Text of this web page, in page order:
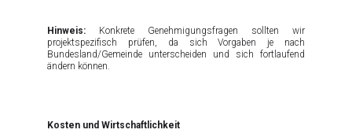
Hinweis: Konkrete Genehmigungsfragen sollten wir
projektspezifisch prüfen, da sich Vorgaben je nach
Bundesland/Gemeinde unterscheiden und sich fortlaufend
ändern können.
Kosten und Wirtschaftlichkeit